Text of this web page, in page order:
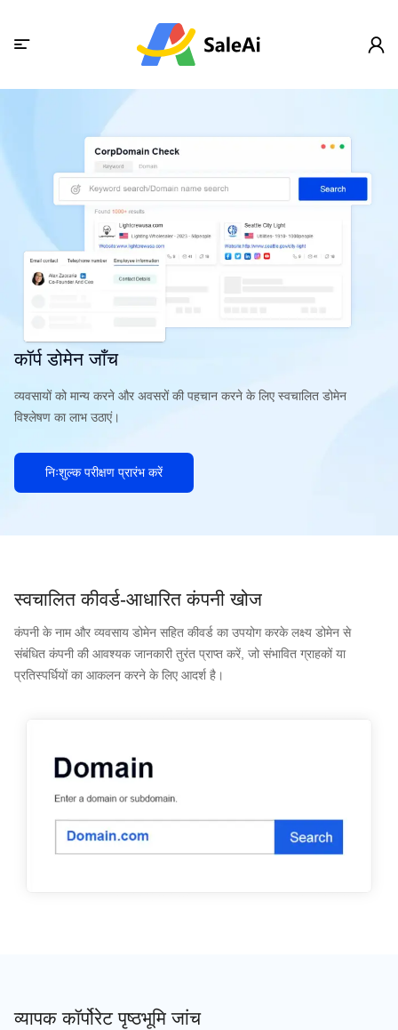
कॉर्प डोमेन जाँच
व्यवसायों को मान्य करने और अवसरों की पहचान करने के लिए स्वचालित डोमेन
विश्लेषण का लाभ उठाएं।
निःशुल्क परीक्षण प्रारंभ करें
स्वचालित कीवर्ड-आधारित कंपनी खोज
कंपनी के नाम और व्यवसाय डोमेन सहित कीवर्ड का उपयोग करके लक्ष्य डोमेन से
संबंधित कंपनी की आवश्यक जानकारी तुरंत प्राप्त करें, जो संभावित ग्राहकों या
प्रतिस्पर्धियों का आकलन करने के लिए आदर्श है।
व्यापक कॉर्पोरेट पृष्ठभूमि जांच